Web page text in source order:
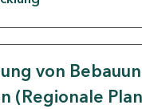
von
(Regionale